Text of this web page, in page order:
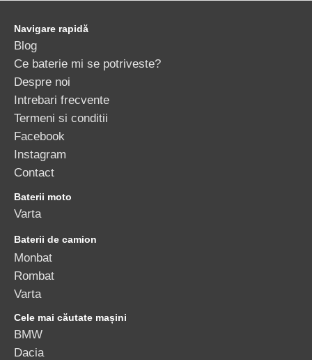
Navigare rapidă
Blog
Ce baterie mi se potriveste?
Despre noi
Intrebari frecvente
Termeni si conditii
Facebook
Instagram
Contact
Baterii moto
Varta
Baterii de camion
Monbat
Rombat
Varta
Cele mai căutate mașini
BMW
Dacia